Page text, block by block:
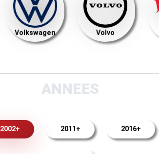
Volkswagen Volvo
ANNEES
2002+ 2011+ 2016+